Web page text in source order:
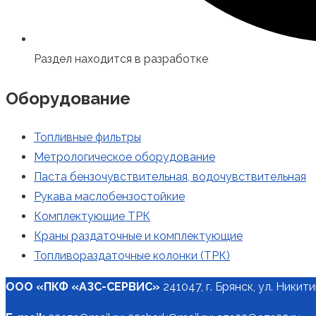
Раздел находится в разработке
Оборудование
Топливные фильтры
Метрологическое оборудование
Паста бензочувствительная, водочувствительная
Рукава маслобензостойкие
Комплектующие ТРК
Краны раздаточные и комплектующие
Топливораздаточные колонки (ТРК)
ООО «ПКФ «АЗС-СЕРВИС» 241047, г. Брянск, ул.